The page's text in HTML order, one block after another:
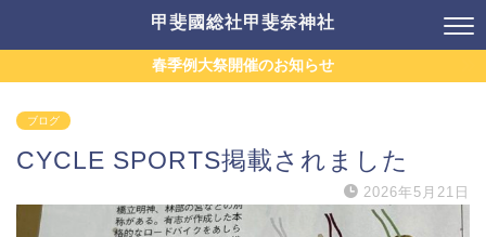
甲斐國総社甲斐奈神社
春季例大祭開催のお知らせ
ブログ
CYCLE SPORTS掲載されました
2026年5月21日